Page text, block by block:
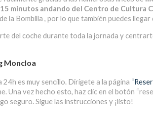
minutos andando del Centro de Cultura
la Bombilla , por lo que también puedes
del coche durante toda la jornada y
Moncloa
es muy sencillo. Dirígete a la página
Una vez hecho esto, haz clic en el botón
seguro. Sigue las instrucciones y ¡listo!